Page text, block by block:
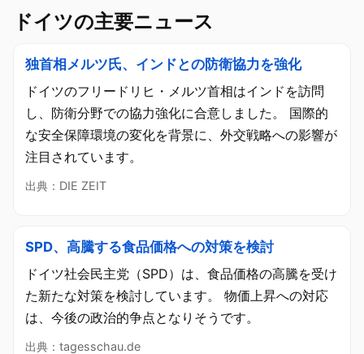
ドイツの主要ニュース
独首相メルツ氏、インドとの防衛協力を強化
ドイツのフリードリヒ・メルツ首相はインドを訪問
し、防衛分野での協力強化に合意しました。 国際的
な安全保障環境の変化を背景に、外交戦略への影響が
注目されています。
出典：DIE ZEIT
SPD、高騰する食品価格への対策を検討
ドイツ社会民主党（SPD）は、食品価格の高騰を受け
た新たな対策を検討しています。 物価上昇への対応
は、今後の政治的争点となりそうです。
出典：tagesschau.de